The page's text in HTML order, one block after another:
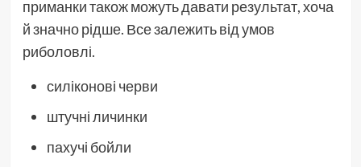
приманки також можуть давати результат, хоча
й значно рідше. Все залежить від умов
риболовлі.
силіконові черви
штучні личинки
пахучі бойли